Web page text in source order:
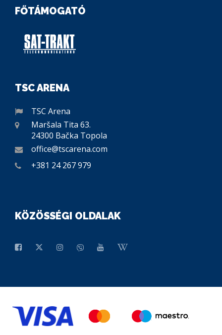
FŐTÁMOGATÓ
TSC ARENA
TSC Arena
Maršala Tita 63.
24300 Bačka Topola
office@tscarena.com
+381 24 267 979
KÖZÖSSÉGI OLDALAK